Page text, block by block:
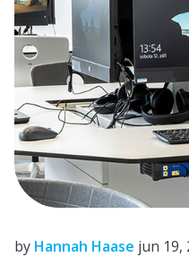
by Hannah Haase jun 19,